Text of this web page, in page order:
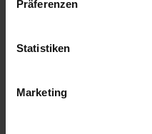
Präferenzen
Statistiken
Marketing